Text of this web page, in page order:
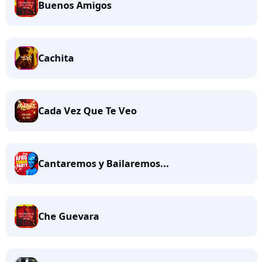
Buenos Amigos
Cachita
Cada Vez Que Te Veo
Cantaremos y Bailaremos...
Che Guevara